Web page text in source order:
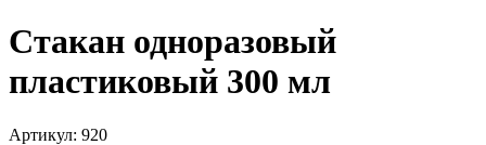
Стакан одноразовый
пластиковый 300 мл
Артикул: 920